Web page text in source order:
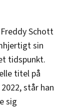
Schott
sin
tidspunkt.
titel på
står han
sig